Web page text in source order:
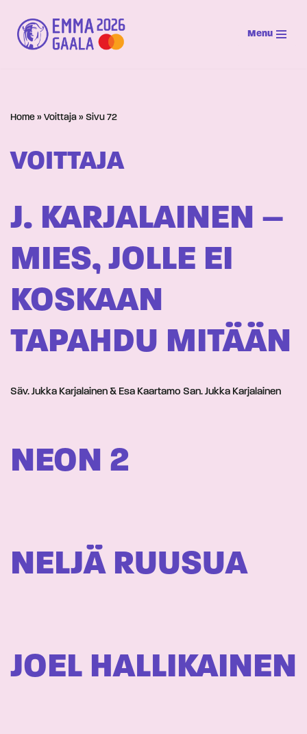
Siirry
suoraan
Menu
Home » Voittaja » Sivu 72
VOITTAJA
J. KARJALAINEN –
MIES, JOLLE EI
KOSKAAN
TAPAHDU MITÄÄN
Säv. Jukka Karjalainen & Esa Kaartamo San. Jukka Karjalainen
NEON 2
NELJÄ RUUSUA
JOEL HALLIKAINEN